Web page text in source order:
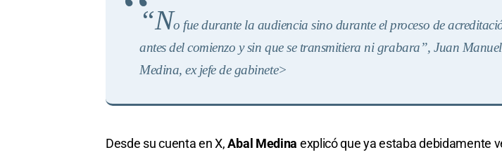
“No fue durante la audiencia sino durante el proceso de
antes del comienzo y sin que se transmitiera ni grabara”,Juan
Medina, ex jefe de gabinete>
Desde su cuenta en X,Abal Medina explicó que ya estaba debidamente